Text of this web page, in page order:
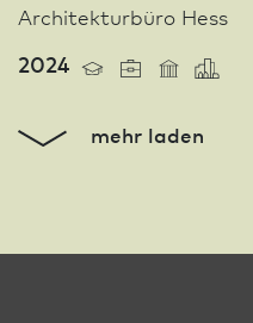
Archi­tekturbüro Hess
2024
mehr laden